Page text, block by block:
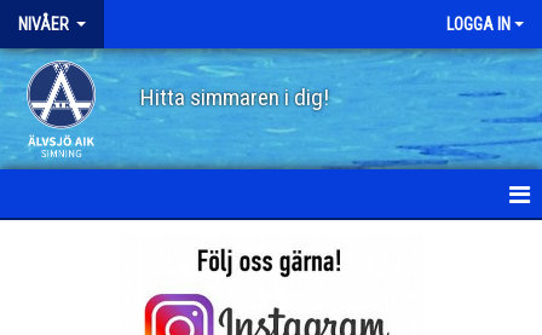
NIVÅER LOGGA IN
Hitta simmaren i dig!